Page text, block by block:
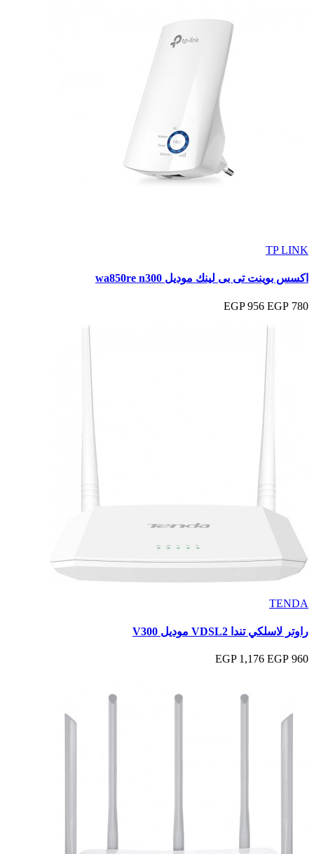
TP LINK
اكسس بوينت تى بى لينك موديل wa850re n300
780 EGP
956 EGP
TENDA
راوتر لاسلكي تندا VDSL2 موديل V300
960 EGP
1,176 EGP